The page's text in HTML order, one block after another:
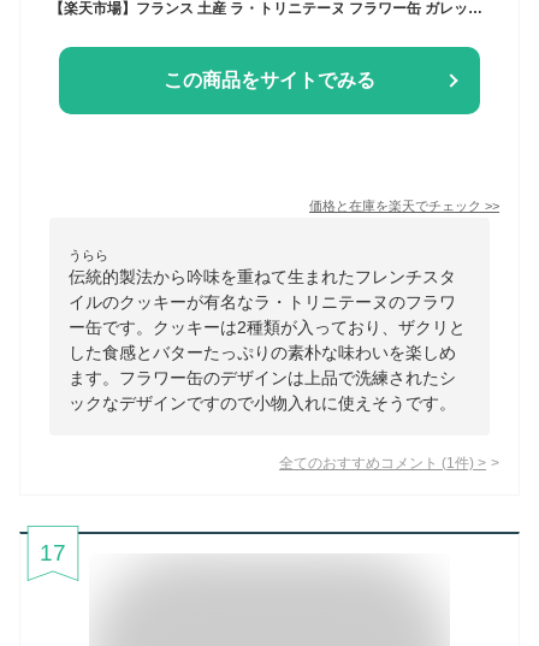
【楽天市場】フランス 土産 ラ・トリニテーヌ フラワー缶 ガレット・パレット詰め合わせ お菓子缶【105925】【5400円以上で送料無料】：海外＆国内土産・旅行用品 三洋堂
この商品をサイトでみる
価格と在庫を楽天でチェック >>
うらら
伝統的製法から吟味を重ねて生まれたフレンチスタ
イルのクッキーが有名なラ・トリニテーヌのフラワ
ー缶です。クッキーは2種類が入っており、ザクリと
した食感とバターたっぷりの素朴な味わいを楽しめ
ます。フラワー缶のデザインは上品で洗練されたシ
ックなデザインですので小物入れに使えそうです。
全てのおすすめコメント (1 件) >
17